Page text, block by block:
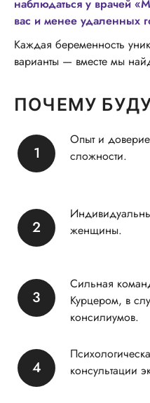
наблюдаться у врачей
вас и менее удаленных
Каждая беременность
варианты — вместе мы
ПОЧЕМУ
Опыт и
сложности.
женщины.
Сильная
Курцером, в
консилиумов.
консультации